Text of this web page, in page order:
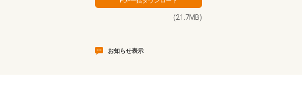
(21.7MB)
お知らせ表示